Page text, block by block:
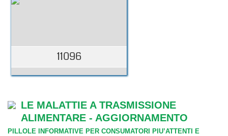
11096
LE MALATTIE A TRASMISSIONE
ALIMENTARE - AGGIORNAMENTO
PILLOLE INFORMATIVE PER CONSUMATORI PIU’ATTENTI E